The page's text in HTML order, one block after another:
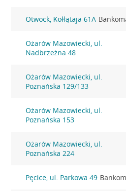
Otwock, Kołłątaja 61A
Ożarów Mazowiecki, ul.
Nadbrzeżna 48
Ożarów Mazowiecki, ul.
Poznańska 129/133
Ożarów Mazowiecki, ul.
Poznańska 153
Ożarów Mazowiecki, ul.
Poznańska 224
Pęcice, ul. Parkowa 49